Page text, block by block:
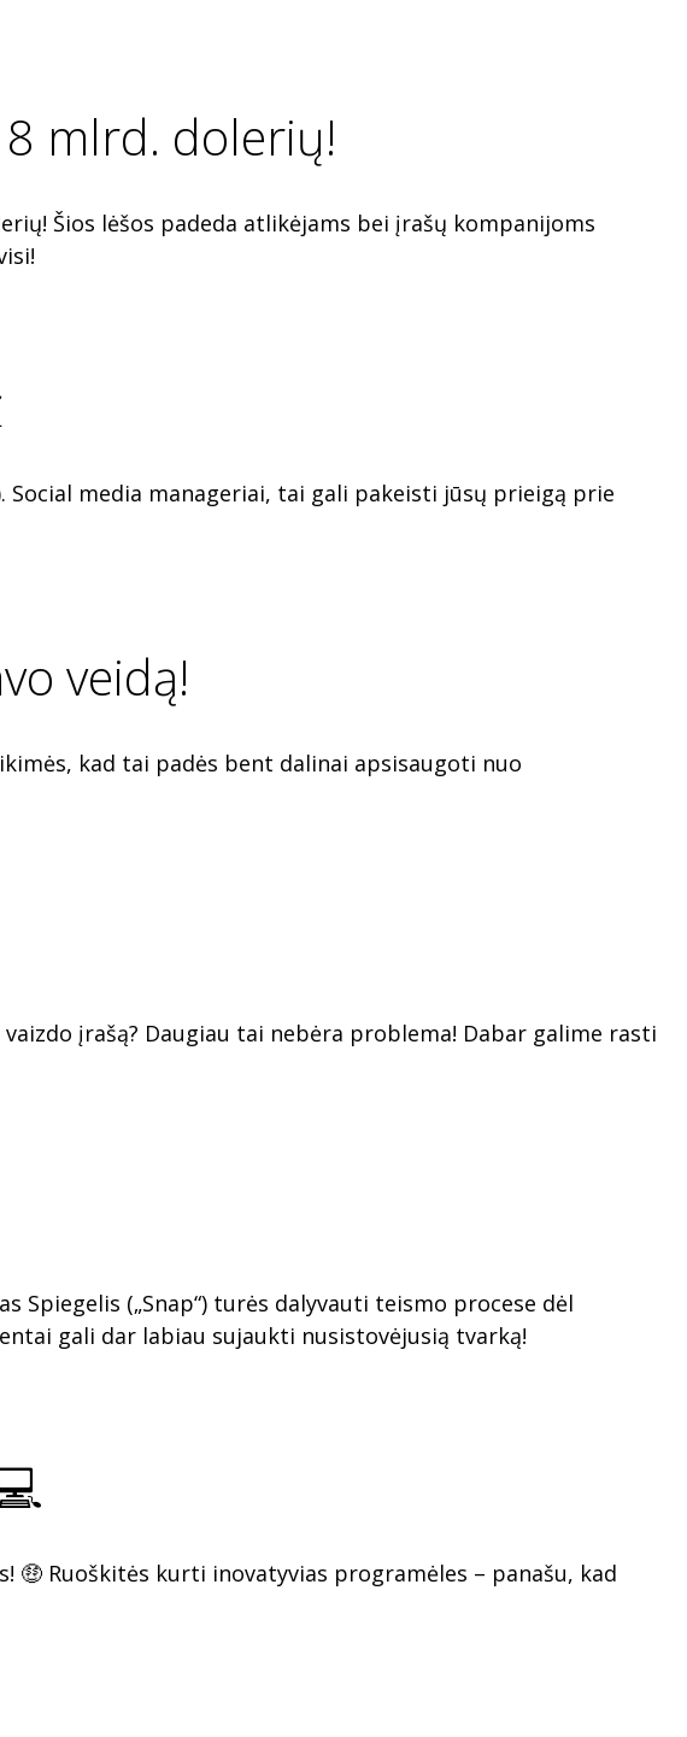
mlrd. dolerių!
Šios lėšos padeda atlikėjams bei įrašų kompanijoms
Social media manageriai, tai gali pakeisti jūsų prieigą prie
veidą!
kad tai padės bent dalinai apsisaugoti nuo
įrašą? Daugiau tai nebėra problema! Dabar galime rasti
Spiegelis („Snap“) turės dalyvauti teismo procese dėl
gali dar labiau sujaukti nusistovėjusią tvarką!
🤑 Ruoškitės kurti inovatyvias programėles – panašu, kad